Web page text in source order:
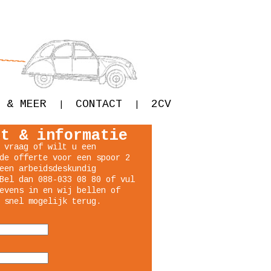
& MEER CONTACT 2CV
& informatie
vraag of wilt u een
offerte voor een spoor 2
arbeidsdeskundig
Bel dan 088-033 08 80 of vul
in en wij bellen of
snel mogelijk terug.